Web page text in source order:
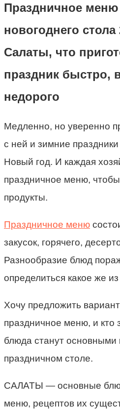
Праздничное
новогоднего стола
Салаты, что
праздник быстро,
недорого
Медленно, но уверенно
с ней и зимние
Новый год. И каждая
праздничное меню,
продукты.
Праздничное меню
закусок, горячего,
Разнообразие блюд
определиться какое же
Хочу предложить
праздничное меню, и кто
блюда станут
праздничном столе.
САЛАТЫ — основные
меню, рецептов их